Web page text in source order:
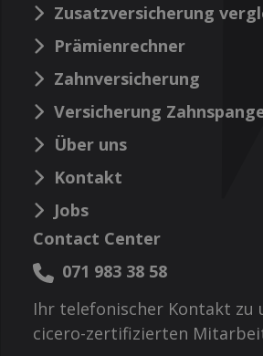
Zusatzversicherung
Prämienrechner
Zahnversicherung
Versicherung
Über uns
Kontakt
Jobs
Contact Center
071 983 38 58
Ihr telefonischer Kontakt zu
cicero-zertifizierten